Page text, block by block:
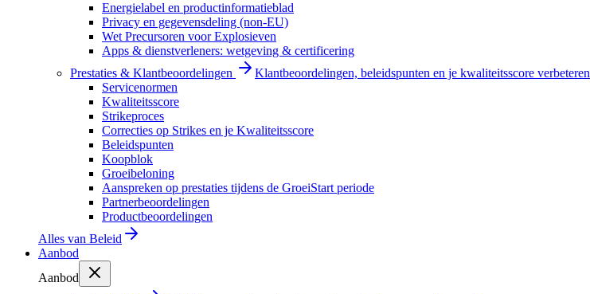
Energielabel en productinformatieblad
Privacy en gegevensdeling (non-EU)
Wet Precursoren voor Explosieven
Apps & dienstverleners: wetgeving & certificering
Prestaties & Klantbeoordelingen
Klantbeoordelingen, beleidspunten en je kwaliteitsscore verbeteren
Servicenormen
Kwaliteitsscore
Strikeproces
Correcties op Strikes en je Kwaliteitsscore
Beleidspunten
Koopblok
Groeibeloning
Aanspreken op prestaties tijdens de GroeiStart periode
Partnerbeoordelingen
Productbeoordelingen
Alles van Beleid
Aanbod
Aanbod